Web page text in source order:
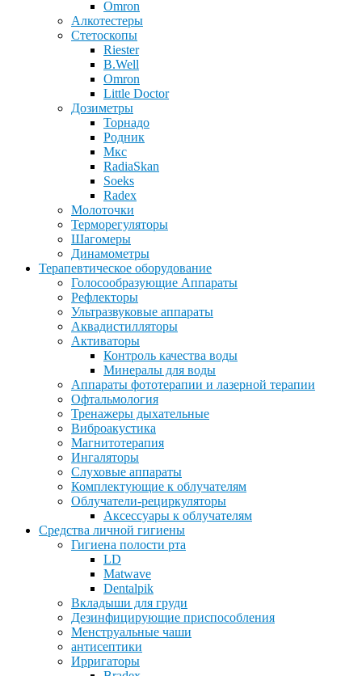
Omron
Алкотестеры
Стетоскопы
Riester
B.Well
Omron
Little Doctor
Дозиметры
Торнадо
Родник
Мкс
RadiaSkan
Soeks
Radex
Молоточки
Терморегуляторы
Шагомеры
Динамометры
Терапевтическое оборудование
Голосообразующие Аппараты
Рефлекторы
Ультразвуковые аппараты
Аквадистилляторы
Активаторы
Контроль качества воды
Минералы для воды
Аппараты фототерапии и лазерной терапии
Офтальмология
Тренажеры дыхательные
Виброакустика
Магнитотерапия
Ингаляторы
Слуховые аппараты
Комплектующие к облучателям
Облучатели-рециркуляторы
Аксессуары к облучателям
Средства личной гигиены
Гигиена полости рта
LD
Matwave
Dentalpik
Вкладыши для груди
Дезинфицирующие приспособления
Менструальные чаши
антисептики
Ирригаторы